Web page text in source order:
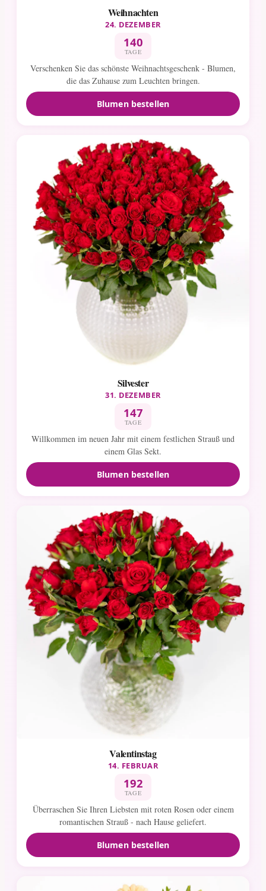
Weihnachten
24. DEZEMBER
140
TAGE
Verschenken Sie das schönste Weihnachtsgeschenk - Blumen,
die das Zuhause zum Leuchten bringen.
Blumen bestellen
Silvester
31. DEZEMBER
147
TAGE
Willkommen im neuen Jahr mit einem festlichen Strauß und
einem Glas Sekt.
Blumen bestellen
Valentinstag
14. FEBRUAR
192
TAGE
Überraschen Sie Ihren Liebsten mit roten Rosen oder einem
romantischen Strauß - nach Hause geliefert.
Blumen bestellen